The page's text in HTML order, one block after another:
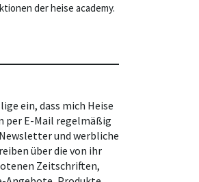
der heise academy.
ein, dass mich Heise
per E-Mail regelmäßig
und werbliche
über die von ihr
Zeitschriften,